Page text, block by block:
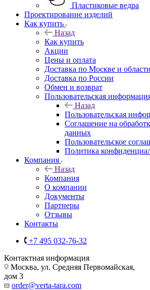
Пластиковые ведра
Проектирование изделий
Как купить
Назад
Как купить
Акции
Цены и оплата
Доставка по Москве и области
Доставка по России
Обмен и возврат
Пользовательская
Назад
Пользовательская
Соглашение на
данных
Пользовательское
Политика
Компания
Назад
Компания
О компании
Документы
Партнеры
Отзывы
Контакты
+7 495 032-76-32
Контактная информация
Москва, ул. Средняя Первомайская,
дом 3
order@verta-tara.com